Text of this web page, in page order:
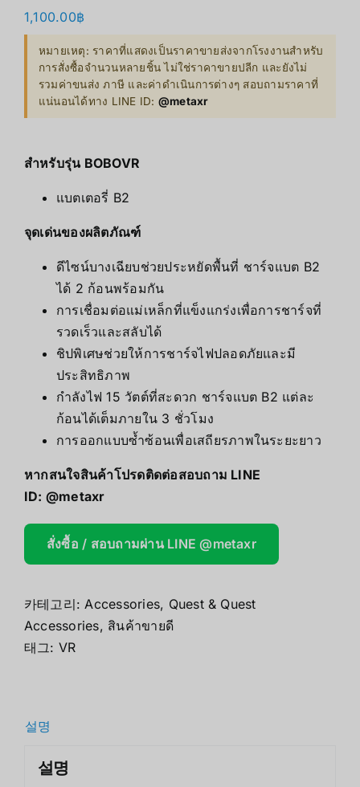
1,100.00฿
หมายเหตุ: ราคาที่แสดงเป็นราคาขายส่งจากโรงงานสำหรับ
การสั่งซื้อจำนวนหลายชิ้น ไม่ใช่ราคาขายปลีก และยังไม่
รวมค่าขนส่ง ภาษี และค่าดำเนินการต่างๆ สอบถามราคาที่
แน่นอนได้ทาง LINE ID: @metaxr
สำหรับรุ่น BOBOVR
แบตเตอรี่ B2
จุดเด่นของผลิตภัณฑ์
ดีไซน์บางเฉียบช่วยประหยัดพื้นที่ ชาร์จแบต B2
ได้ 2 ก้อนพร้อมกัน
การเชื่อมต่อแม่เหล็กที่แข็งแกร่งเพื่อการชาร์จที่
รวดเร็วและสลับได้
ชิปพิเศษช่วยให้การชาร์จไฟปลอดภัยและมี
ประสิทธิภาพ
กำลังไฟ 15 วัตต์ที่สะดวก ชาร์จแบต B2 แต่ละ
ก้อนได้เต็มภายใน 3 ชั่วโมง
การออกแบบซ้ำซ้อนเพื่อเสถียรภาพในระยะยาว
หากสนใจสินค้าโปรดติดต่อสอบถาม LINE
ID: @metaxr
สั่งซื้อ / สอบถามผ่าน LINE @metaxr
카테고리: Accessories, Quest & Quest
Accessories, สินค้าขายดี
태그: VR
설명
설명